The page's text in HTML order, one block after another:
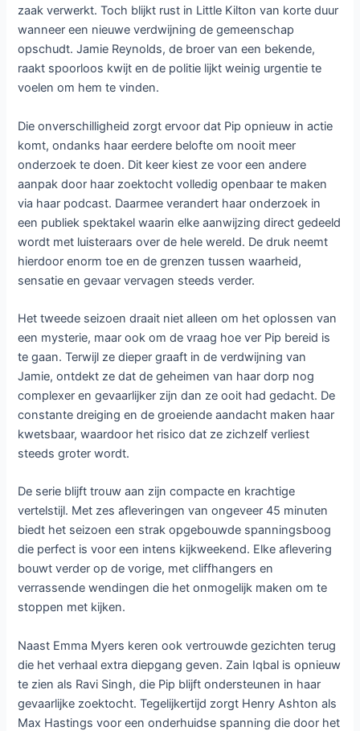
zaak verwerkt. Toch blijkt rust in Little Kilton van korte duur
wanneer een nieuwe verdwijning de gemeenschap
opschudt. Jamie Reynolds, de broer van een bekende,
raakt spoorloos kwijt en de politie lijkt weinig urgentie te
voelen om hem te vinden.
Die onverschilligheid zorgt ervoor dat Pip opnieuw in actie
komt, ondanks haar eerdere belofte om nooit meer
onderzoek te doen. Dit keer kiest ze voor een andere
aanpak door haar zoektocht volledig openbaar te maken
via haar podcast. Daarmee verandert haar onderzoek in
een publiek spektakel waarin elke aanwijzing direct gedeeld
wordt met luisteraars over de hele wereld. De druk neemt
hierdoor enorm toe en de grenzen tussen waarheid,
sensatie en gevaar vervagen steeds verder.
Het tweede seizoen draait niet alleen om het oplossen van
een mysterie, maar ook om de vraag hoe ver Pip bereid is
te gaan. Terwijl ze dieper graaft in de verdwijning van
Jamie, ontdekt ze dat de geheimen van haar dorp nog
complexer en gevaarlijker zijn dan ze ooit had gedacht. De
constante dreiging en de groeiende aandacht maken haar
kwetsbaar, waardoor het risico dat ze zichzelf verliest
steeds groter wordt.
De serie blijft trouw aan zijn compacte en krachtige
vertelstijl. Met zes afleveringen van ongeveer 45 minuten
biedt het seizoen een strak opgebouwde spanningsboog
die perfect is voor een intens kijkweekend. Elke aflevering
bouwt verder op de vorige, met cliffhangers en
verrassende wendingen die het onmogelijk maken om te
stoppen met kijken.
Naast Emma Myers keren ook vertrouwde gezichten terug
die het verhaal extra diepgang geven. Zain Iqbal is opnieuw
te zien als Ravi Singh, die Pip blijft ondersteunen in haar
gevaarlijke zoektocht. Tegelijkertijd zorgt Henry Ashton als
Max Hastings voor een onderhuidse spanning die door het